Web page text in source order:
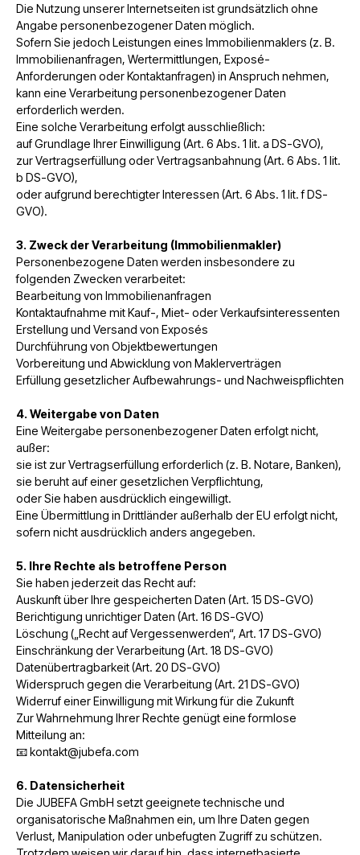
Die Nutzung unserer Internetseiten ist grundsätzlich ohne
Angabe personenbezogener Daten möglich.
Sofern Sie jedoch Leistungen eines Immobilienmaklers (z. B.
Immobilienanfragen, Wertermittlungen, Exposé-
Anforderungen oder Kontaktanfragen) in Anspruch nehmen,
kann eine Verarbeitung personenbezogener Daten
erforderlich werden.
Eine solche Verarbeitung erfolgt ausschließlich:
auf Grundlage Ihrer Einwilligung (Art. 6 Abs. 1 lit. a DS-GVO),
zur Vertragserfüllung oder Vertragsanbahnung (Art. 6 Abs. 1 lit.
b DS-GVO),
oder aufgrund berechtigter Interessen (Art. 6 Abs. 1 lit. f DS-
GVO).
3. Zweck der Verarbeitung (Immobilienmakler)
Personenbezogene Daten werden insbesondere zu
folgenden Zwecken verarbeitet:
Bearbeitung von Immobilienanfragen
Kontaktaufnahme mit Kauf-, Miet- oder Verkaufsinteressenten
Erstellung und Versand von Exposés
Durchführung von Objektbewertungen
Vorbereitung und Abwicklung von Maklerverträgen
Erfüllung gesetzlicher Aufbewahrungs- und Nachweispflichten
4. Weitergabe von Daten
Eine Weitergabe personenbezogener Daten erfolgt nicht,
außer:
sie ist zur Vertragserfüllung erforderlich (z. B. Notare, Banken),
sie beruht auf einer gesetzlichen Verpflichtung,
oder Sie haben ausdrücklich eingewilligt.
Eine Übermittlung in Drittländer außerhalb der EU erfolgt nicht,
sofern nicht ausdrücklich anders angegeben.
5. Ihre Rechte als betroffene Person
Sie haben jederzeit das Recht auf:
Auskunft über Ihre gespeicherten Daten (Art. 15 DS-GVO)
Berichtigung unrichtiger Daten (Art. 16 DS-GVO)
Löschung („Recht auf Vergessenwerden“, Art. 17 DS-GVO)
Einschränkung der Verarbeitung (Art. 18 DS-GVO)
Datenübertragbarkeit (Art. 20 DS-GVO)
Widerspruch gegen die Verarbeitung (Art. 21 DS-GVO)
Widerruf einer Einwilligung mit Wirkung für die Zukunft
Zur Wahrnehmung Ihrer Rechte genügt eine formlose
Mitteilung an:
📧 kontakt@jubefa.com
6. Datensicherheit
Die JUBEFA GmbH setzt geeignete technische und
organisatorische Maßnahmen ein, um Ihre Daten gegen
Verlust, Manipulation oder unbefugten Zugriff zu schützen.